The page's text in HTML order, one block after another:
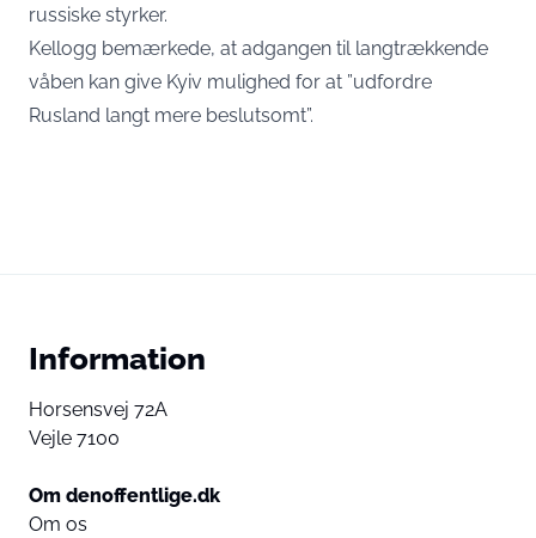
russiske styrker.
Kellogg bemærkede, at adgangen til langtrækkende
våben kan give Kyiv mulighed for at ”udfordre
Rusland langt mere beslutsomt”.
Information
Horsensvej 72A
Vejle 7100
Om denoffentlige.dk
Om os